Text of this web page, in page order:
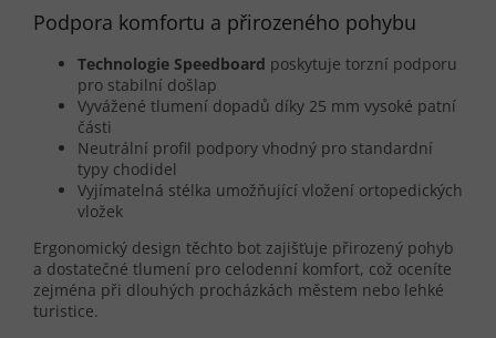
Podpora komfortu a přirozeného pohybu
Technologie Speedboard poskytuje torzní podporu
pro stabilní došlap
Vyvážené tlumení dopadů díky 25 mm vysoké patní
části
Neutrální profil podpory vhodný pro standardní
typy chodidel
Vyjímatelná stélka umožňující vložení ortopedických
vložek
Ergonomický design těchto bot zajišťuje přirozený pohyb
a dostatečné tlumení pro celodenní komfort, což oceníte
zejména při dlouhých procházkách městem nebo lehké
turistice.